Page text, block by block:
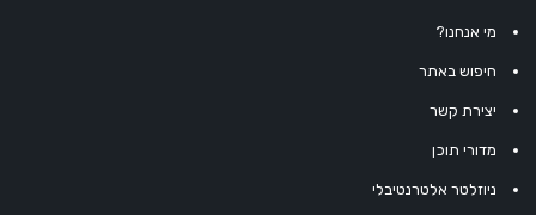
מי אנחנו?
חיפוש באתר
יצירת קשר
מדורי תוכן
ניוזלטר אלטרנטיבלי